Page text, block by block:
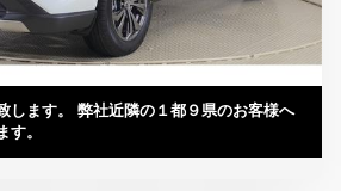
します。 弊社近隣の１都９県のお客様へ
す。